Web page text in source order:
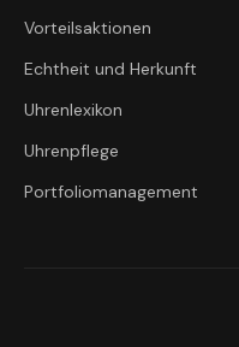
Vorteilsaktionen
Echtheit und Herkunft
Uhrenlexikon
Uhrenpflege
Portfoliomanagement